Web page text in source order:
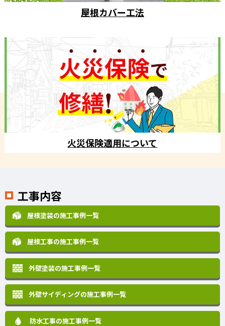
屋根カバー工法
火災保険適用について
工事内容
屋根塗装の施工事例一覧
屋根工事の施工事例一覧
外壁塗装の施工事例一覧
外壁サイディングの施工事例一覧
防水工事の施工事例一覧